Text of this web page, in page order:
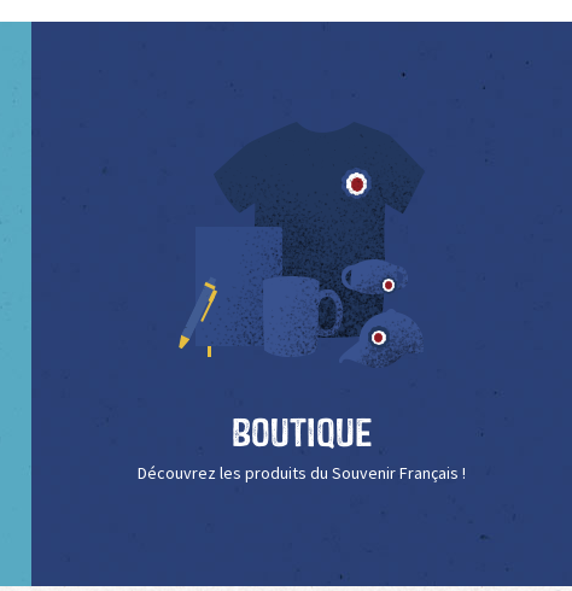
Boutique
Découvrez les produits du Souvenir Français !